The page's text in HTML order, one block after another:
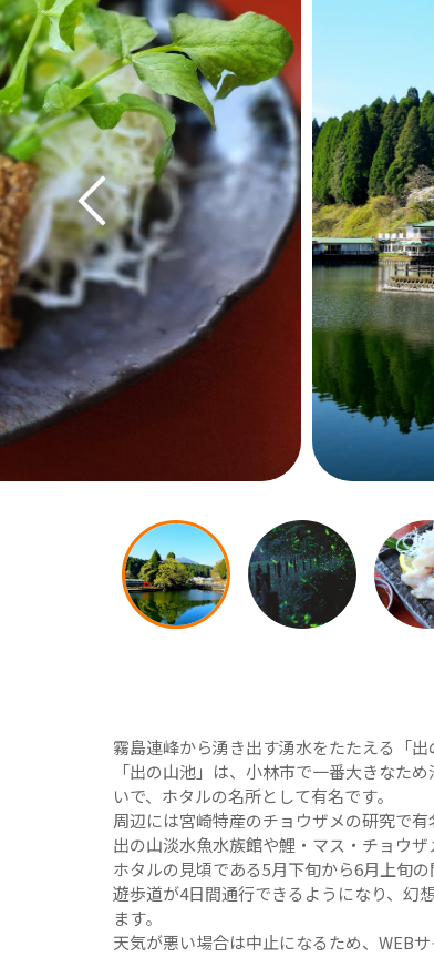
霧島連峰から湧き出す湧水をたたえる「
「出の山池」は、小林市で一番大きなた
いで、ホタルの名所として有名です。
周辺には宮崎特産のチョウザメの研究で
出の山淡水魚水族館や鯉・マス・チョウザ
ホタルの見頃である5月下旬から6月上旬
遊歩道が4日間通行できるようになり、幻
ます。
天気が悪い場合は中止になるため、WEB